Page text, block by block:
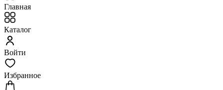
Главная
Каталог
Войти
Избранное